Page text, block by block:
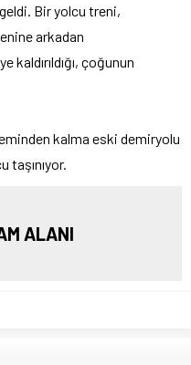
Bir yolcu treni,
arkadan
kaldırıldığı, çoğunun
kalma eski demiryolu
ALANI